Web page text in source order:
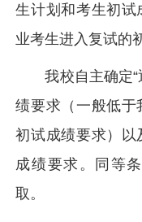
生计划和考生初试
业考生进入复试的
我校自主确定
绩要求（一般低于
初试成绩要求）以
成绩要求。同等
取。